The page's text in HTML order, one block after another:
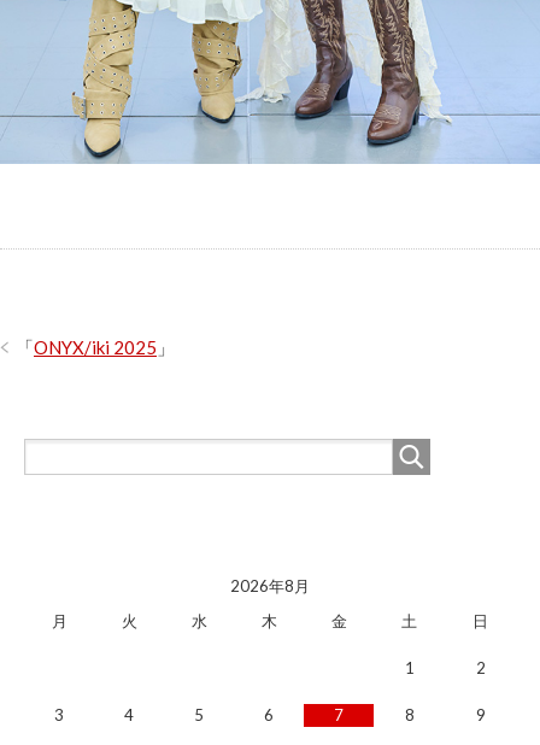
「ONYX/iki 2025 」
2026年8月
月
火 水 木 金 土 日
1 2
3 4 5 6 7 8 9